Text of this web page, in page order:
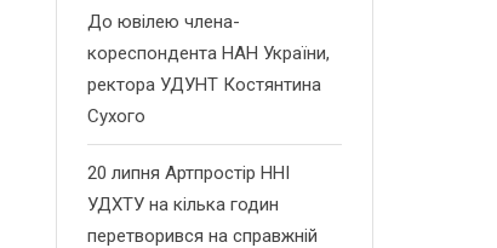
До ювілею члена-
кореспондента НАН України,
ректора УДУНТ Костянтина
Сухого
20 липня Артпростір ННІ
УДХТУ на кілька годин
перетворився на справжній